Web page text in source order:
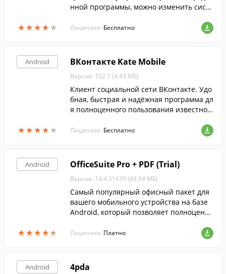
★★★★★
★★★★★
нной программы, можно изменить систе
й, даже если в настройках устройства да
Лицензия: Бесплатно
Android
★★★★★
★★★★★
ВКонтакте Kate Mobile
Версия: 102.1 (4.43 МБ)
Клиент социальной сети ВКонтакте. Удо
бная, быстрая и надёжная программа дл
я полноценного пользования известной
Лицензия: Бесплатно
Android
★★★★★
★★★★★
OfficeSuite Pro + PDF (Trial)
Версия: 14.4.51679 (88.54 МБ)
Самый популярный офисный пакет для
вашего мобильного устройства на базе
Android, который позволяет полноценно
ривать документы на ходу.
Лицензия: Платно
Android 4pda